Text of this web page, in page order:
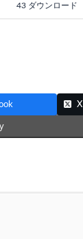
43 ダウンロード
X